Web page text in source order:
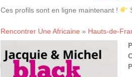
Ces profils sont en ligne maintenant !
Rencontrer Une Africaine » Hauts-de-